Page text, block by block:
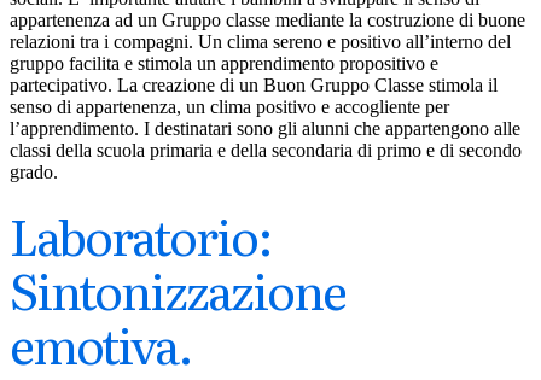
appartenenza ad un Gruppo classe mediante la costruzione di buone
relazioni tra i compagni. Un clima sereno e positivo all’interno del
gruppo facilita e stimola un apprendimento propositivo e
partecipativo. La creazione di un Buon Gruppo Classe stimola il
senso di appartenenza, un clima positivo e accogliente per
l’apprendimento. I destinatari sono gli alunni che appartengono alle
classi della scuola primaria e della secondaria di primo e di secondo
grado.
Laboratorio:
Sintonizzazione
emotiva.